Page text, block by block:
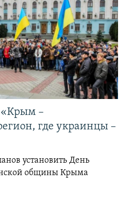
–
где украинцы –
установить День
общины Крыма